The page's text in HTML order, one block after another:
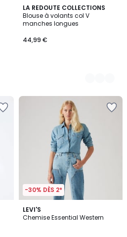
LA REDOUTE COLLECTIONS
Blouse à volants col V
manches longues
44,99 €
2
Couleurs
-30% DÈS 2*
LEVI'S
Chemise Essential Western
4,5
/ 5
3
Couleurs